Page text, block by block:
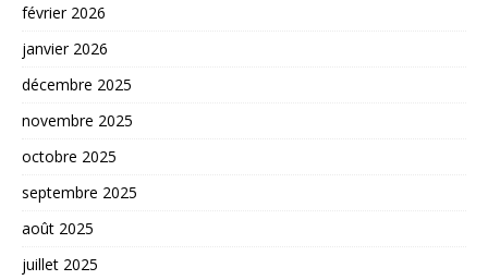
février 2026
janvier 2026
décembre 2025
novembre 2025
octobre 2025
septembre 2025
août 2025
juillet 2025